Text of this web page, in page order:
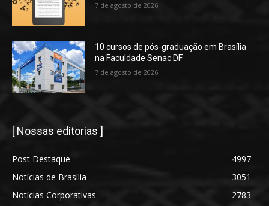
7 de agosto de 2026
10 cursos de pós-graduação em Brasília
na Faculdade Senac DF
7 de agosto de 2026
[ Nossas editorias ]
Post Destaque
4997
Notícias de Brasília
3051
Notícias Corporativas
2783